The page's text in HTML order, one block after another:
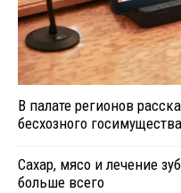
В палате регионов
бесхозного госимущества
Сахар, мясо и лечение
больше всего